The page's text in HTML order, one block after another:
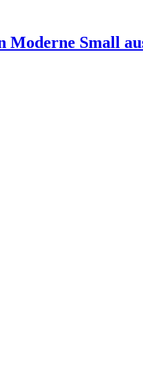
Moderne Small